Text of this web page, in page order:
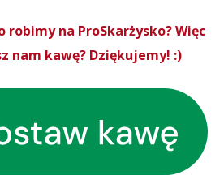
robimy na ProSkarżysko? Więc
nam kawę? Dziękujemy! :)